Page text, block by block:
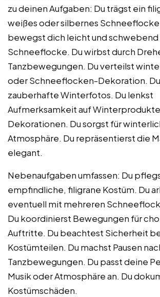
zu deinen Aufgaben: Du trägst ein
weißes oder silbernes
bewegst dich leicht und schwebend
Schneeflocke. Du wirbst durch
Tanzbewegungen. Du verteilst
oder Schneeflocken-Dekoration.
zauberhafte Winterfotos. Du lenkst
Aufmerksamkeit auf
Dekorationen. Du sorgst für
Atmosphäre. Du repräsentierst die
elegant.
Nebenaufgaben umfassen: Du
empfindliche, filigrane Kostüm. Du
eventuell mit mehreren
Du koordinierst Bewegungen für
Auftritte. Du beachtest Sicherheit
Kostümteilen. Du machst Pausen
Tanzbewegungen. Du passt deine
Musik oder Atmosphäre an. Du
Kostümschäden.